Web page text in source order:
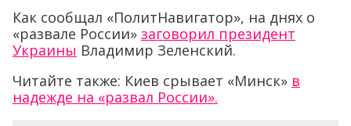
Как сообщал «ПолитНавигатор», на днях о
«развале России» заговорил президент
Украины Владимир Зеленский.
Читайте также: Киев срывает «Минск» в
надежде на «развал России».